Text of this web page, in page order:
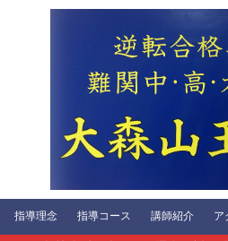
指導理念 指導コース 講師紹介 ア